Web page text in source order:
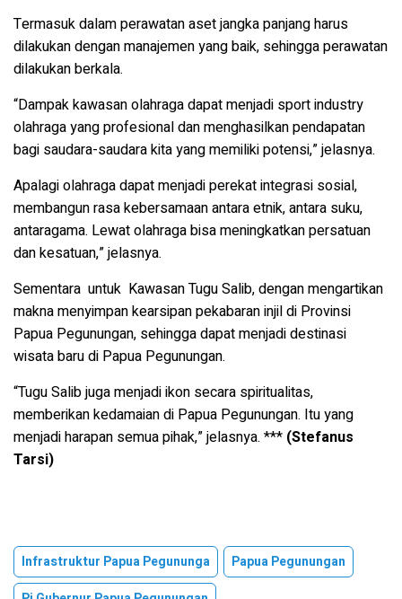
Termasuk dalam perawatan aset jangka panjang harus
dilakukan dengan manajemen yang baik, sehingga perawatan
dilakukan berkala.
“Dampak kawasan olahraga dapat menjadi sport industry
olahraga yang profesional dan menghasilkan pendapatan
bagi saudara-saudara kita yang memiliki potensi,” jelasnya.
Apalagi olahraga dapat menjadi perekat integrasi sosial,
membangun rasa kebersamaan antara etnik, antara suku,
antaragama. Lewat olahraga bisa meningkatkan persatuan
dan kesatuan,” jelasnya.
Sementara untuk Kawasan Tugu Salib, dengan mengartikan
makna menyimpan kearsipan pekabaran injil di Provinsi
Papua Pegunungan, sehingga dapat menjadi destinasi
wisata baru di Papua Pegunungan.
“Tugu Salib juga menjadi ikon secara spiritualitas,
memberikan kedamaian di Papua Pegunungan. Itu yang
menjadi harapan semua pihak,” jelasnya. *** (Stefanus
Tarsi)
Infrastruktur Papua Pegununga
Papua Pegunungan